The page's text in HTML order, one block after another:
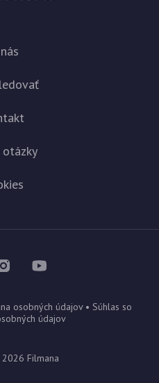
otázky
osobných údajov• Súhlas so
údajov
2026 Filmana